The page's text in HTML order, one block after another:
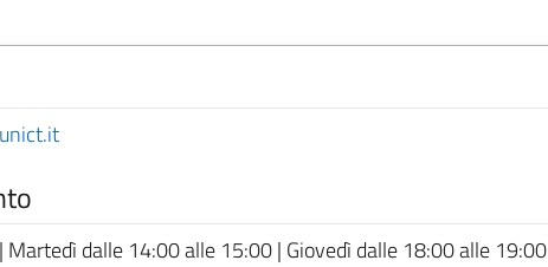
dalle 14:00 alle 15:00 | Giovedì dalle 18:00 alle 19:00